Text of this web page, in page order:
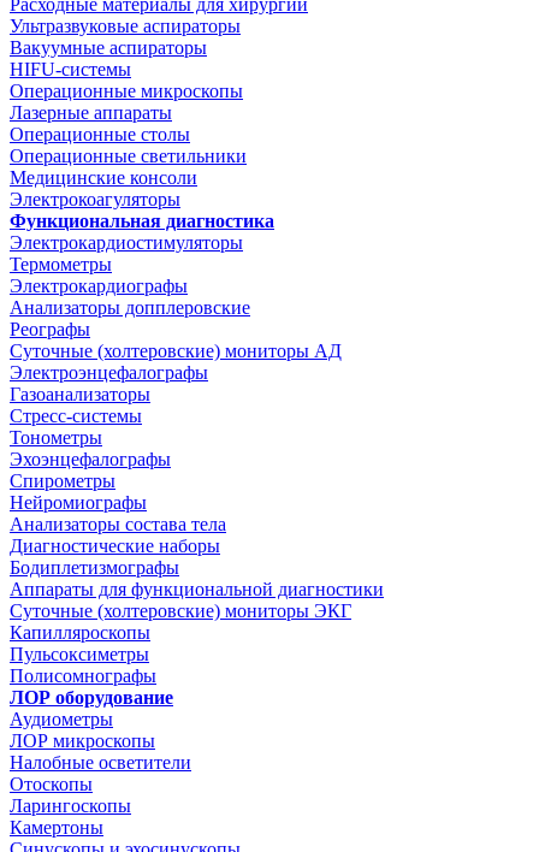
Расходные материалы для хирургии
Ультразвуковые аспираторы
Вакуумные аспираторы
HIFU-системы
Операционные микроскопы
Лазерные аппараты
Операционные столы
Операционные светильники
Медицинские консоли
Электрокоагуляторы
Функциональная диагностика
Электрокардиостимуляторы
Термометры
Электрокардиографы
Анализаторы допплеровские
Реографы
Суточные (холтеровские) мониторы АД
Электроэнцефалографы
Газоанализаторы
Стресс-системы
Тонометры
Эхоэнцефалографы
Спирометры
Нейромиографы
Анализаторы состава тела
Диагностические наборы
Бодиплетизмографы
Аппараты для функциональной диагностики
Суточные (холтеровские) мониторы ЭКГ
Капилляроскопы
Пульсоксиметры
Полисомнографы
ЛОР оборудование
Аудиометры
ЛОР микроскопы
Налобные осветители
Отоскопы
Ларингоскопы
Камертоны